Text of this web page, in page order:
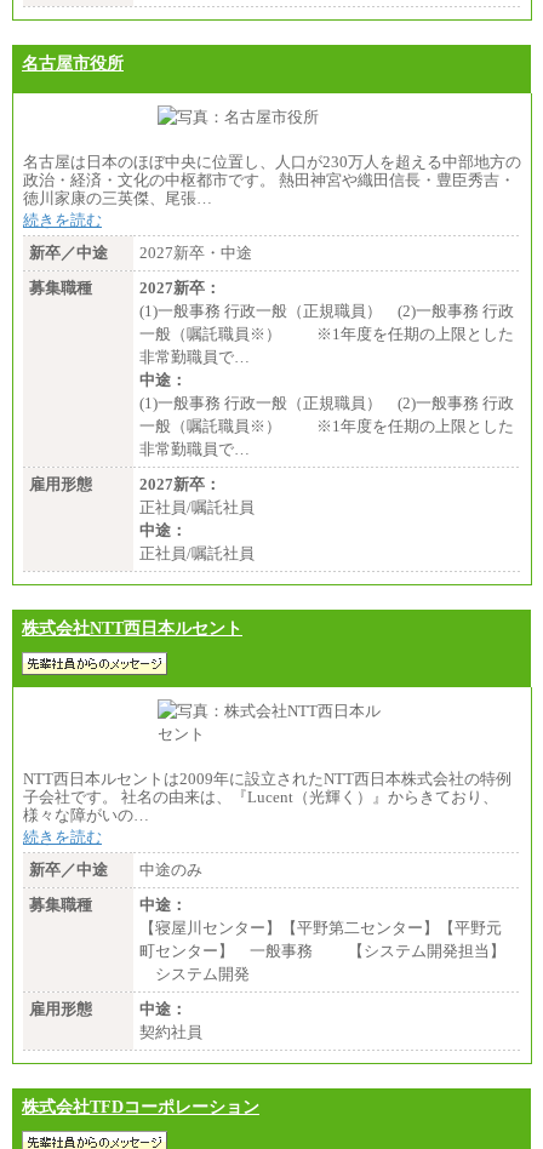
名古屋市役所
名古屋は日本のほぼ中央に位置し、人口が230万人を超える中部地方の
政治・経済・文化の中枢都市です。 熱田神宮や織田信長・豊臣秀吉・
徳川家康の三英傑、尾張…
続きを読む
新卒／中途
2027新卒・中途
募集職種
2027新卒：
(1)一般事務 行政一般（正規職員） (2)一般事務 行政
一般（嘱託職員※） ※1年度を任期の上限とした
非常勤職員で…
中途：
(1)一般事務 行政一般（正規職員） (2)一般事務 行政
一般（嘱託職員※） ※1年度を任期の上限とした
非常勤職員で…
雇用形態
2027新卒：
正社員/嘱託社員
中途：
正社員/嘱託社員
株式会社NTT西日本ルセント
NTT西日本ルセントは2009年に設立されたNTT西日本株式会社の特例
子会社です。 社名の由来は、『Lucent（光輝く）』からきており、
様々な障がいの…
続きを読む
新卒／中途
中途のみ
募集職種
中途：
【寝屋川センター】【平野第二センター】【平野元
町センター】 一般事務 【システム開発担当】
システム開発
雇用形態
中途：
契約社員
株式会社TFDコーポレーション